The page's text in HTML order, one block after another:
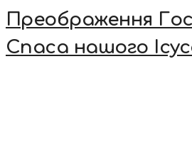
Преображення
Спаса нашого